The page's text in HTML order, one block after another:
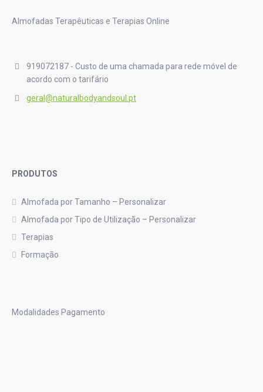
Almofadas Terapêuticas e Terapias Online
919072187 - Custo de uma chamada para rede móvel de
acordo com o tarifário
geral@naturalbodyandsoul.pt
PRODUTOS
Almofada por Tamanho – Personalizar
Almofada por Tipo de Utilização – Personalizar
Terapias
Formação
Modalidades Pagamento